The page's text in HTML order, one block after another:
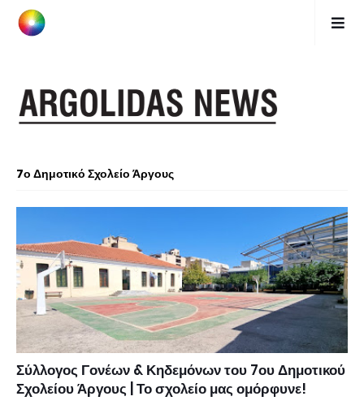
7ο Δημοτικό Σχολείο Άργους
Σύλλογος Γονέων & Κηδεμόνων του 7ου Δημοτικού
Σχολείου Άργους | Το σχολείο μας ομόρφυνε!